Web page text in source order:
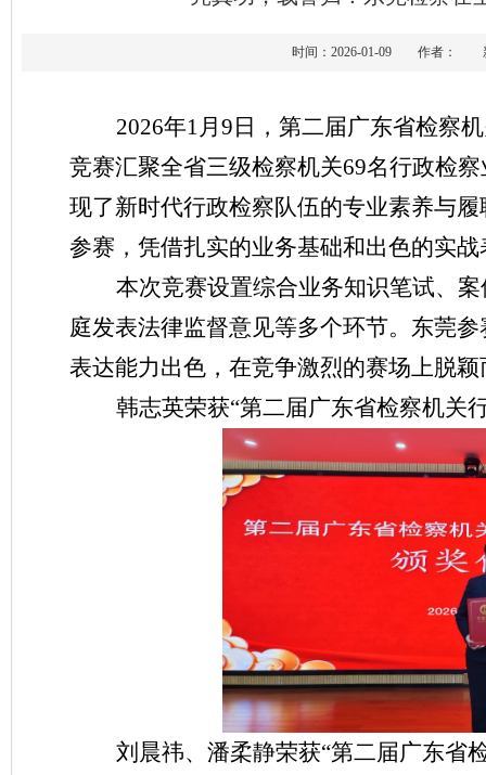
时间：2026-01-09 作者：
2026年1月9日 ，第二届广东省检察
竞赛汇聚全省三级检察机关69名行政检察
现了新时代行政检察队伍的专业素养与
参赛，凭借扎实的业务基础和出色的实
本次竞赛设置综合业务知识笔试、
庭发表法律监督意见等多个环节。东莞
表达能力出色 ，在竞争激烈的赛场上脱
韩志英荣获“第二届广东省检察机关
刘晨祎、 潘柔静荣获“第二届广东省